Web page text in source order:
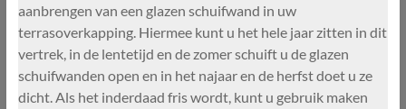
aanbrengen van een glazen schuifwand in uw
terrasoverkapping. Hiermee kunt u het hele jaar zitten in dit
vertrek, in de lentetijd en de zomer schuift u de glazen
schuifwanden open en in het najaar en de herfst doet u ze
dicht. Als het inderdaad fris wordt, kunt u gebruik maken